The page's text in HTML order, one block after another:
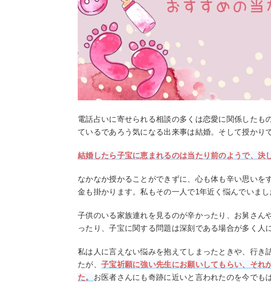
電話占いに寄せられる相談の多くは恋愛に関係したも
ているであろう気になる出来事は結婚。そして授かり
結婚したら子宝に恵まれるのは当たり前のようで、決
なかなか授かることができずに、心も体も辛い思いを
金も掛かります。私もその一人で1年近く悩んでいまし
子供のいる家族連れを見るのが辛かったり、お舅さん
ったり、子宝に関する問題は深刻である場合が多く人
私は人に言えない悩みを抱えてしまったときや、行き
たが、 子宝祈願に強い先生にお願いしてもらい、それ
た。 お医者さんにも奇跡に近いと言われたのを今でも